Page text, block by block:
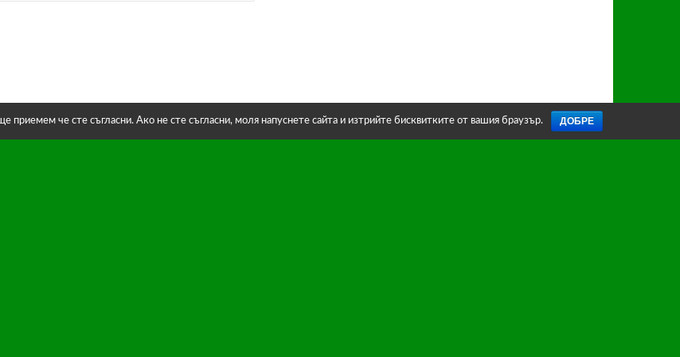
приемем че сте съгласни. Ако не сте съгласни, моля напуснете сайта и изтрийте бисквитките от вашия браузър. ДОБРЕ